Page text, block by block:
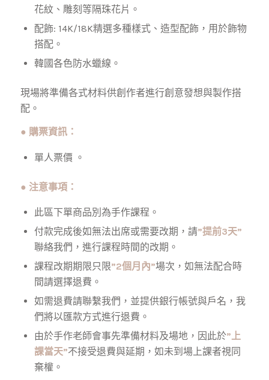
花紋、雕刻等隔珠花片。
配飾: 14K/18K精選多種樣式、造型配飾，用於飾物
搭配。
韓國各色防水蠟線。
現場將準備各式材料供創作者進行創意發想與製作搭
配。
● 購票資訊：
單人票價 。
● 注意事項：
此區下單商品別為手作課程。
付款完成後如無法出席或需要改期，請”提前3天”
聯絡我們，進行課程時間的改期。
課程改期期限只限”2個月內”場次，如無法配合時
間請選擇退費。
如需退費請聯繫我們，並提供銀行帳號與戶名，我
們將以匯款方式進行退費。
由於手作老師會事先準備材料及場地，因此於”上
課當天”不接受退費與延期，如未到場上課者視同
棄權。